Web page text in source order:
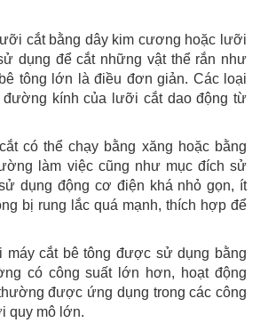
cắt bằng dây kim cương hoặc lưỡi
dụng để cắt những vật thể rắn như
tông lớn là điều đơn giản. Các loại
kính của lưỡi cắt dao động từ
có thể chạy bằng xăng hoặc bằng
làm việc cũng như mục đích sử
dụng động cơ điện khá nhỏ gọn, ít
bị rung lắc quá mạnh, thích hợp để
cắt bê tông được sử dụng bằng
có công suất lớn hơn, hoạt động
được ứng dụng trong các công
quy mô lớn.